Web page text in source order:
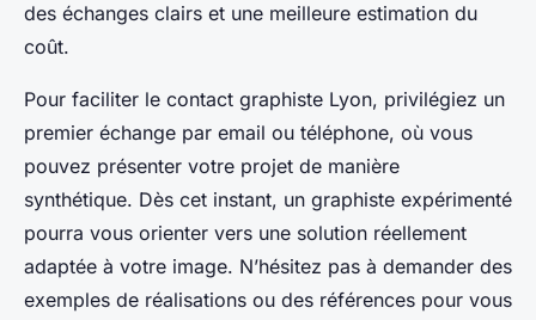
des échanges clairs et une meilleure estimation du
coût.
Pour faciliter le contact graphiste Lyon, privilégiez un
premier échange par email ou téléphone, où vous
pouvez présenter votre projet de manière
synthétique. Dès cet instant, un graphiste expérimenté
pourra vous orienter vers une solution réellement
adaptée à votre image. N’hésitez pas à demander des
exemples de réalisations ou des références pour vous